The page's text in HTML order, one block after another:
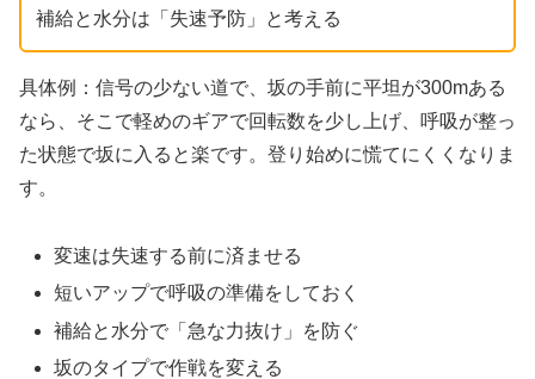
補給と水分は「失速予防」と考える
具体例：信号の少ない道で、坂の手前に平坦が300mある
なら、そこで軽めのギアで回転数を少し上げ、呼吸が整っ
た状態で坂に入ると楽です。登り始めに慌てにくくなりま
す。
変速は失速する前に済ませる
短いアップで呼吸の準備をしておく
補給と水分で「急な力抜け」を防ぐ
坂のタイプで作戦を変える